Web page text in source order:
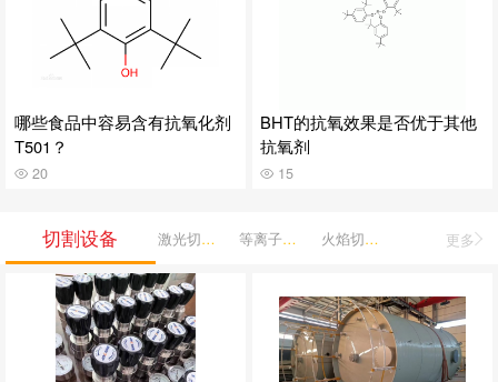
哪些食品中容易含有抗氧化剂
T501？
20
BHT的抗氧效果是否优于其他
抗氧剂
15
切割设备 激光切割机 等离子切割机 火焰切割机 更多